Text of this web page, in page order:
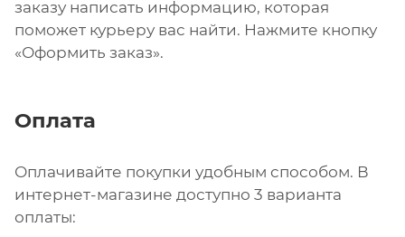
заказу написать информацию, которая
поможет курьеру вас найти. Нажмите кнопку
«Оформить заказ».
Оплата
Оплачивайте покупки удобным способом. В
интернет-магазине доступно 3 варианта
оплаты: